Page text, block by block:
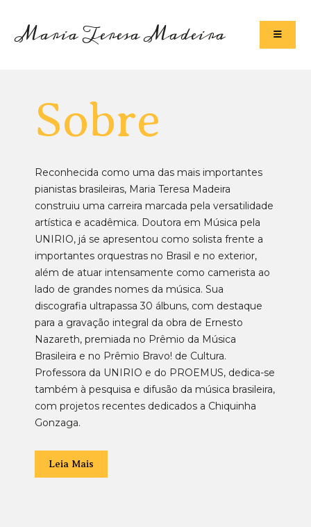
Maria Teresa Madeira
Sobre
Reconhecida como uma das mais importantes
pianistas brasileiras, Maria Teresa Madeira
construiu uma carreira marcada pela versatilidade
artística e acadêmica. Doutora em Música pela
UNIRIO, já se apresentou como solista frente a
importantes orquestras no Brasil e no exterior,
além de atuar intensamente como camerista ao
lado de grandes nomes da música. Sua
discografia ultrapassa 30 álbuns, com destaque
para a gravação integral da obra de Ernesto
Nazareth, premiada no Prêmio da Música
Brasileira e no Prêmio Bravo! de Cultura.
Professora da UNIRIO e do PROEMUS, dedica-se
também à pesquisa e difusão da música brasileira,
com projetos recentes dedicados a Chiquinha
Gonzaga.
Leia Mais